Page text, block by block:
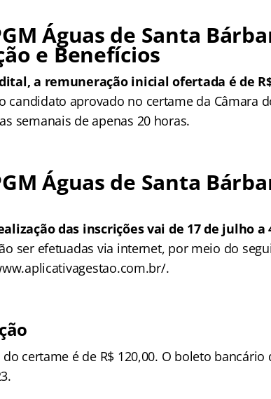
Águas de Santa
e Benefícios
a remuneração inicial ofertada é de R$
candidato aprovado no certame da Câmara
semanais de apenas 20 horas.
Águas de Santa
das inscrições vai de 17 de julho a
ser efetuadas via internet, por meio do
.
certame é de R$ 120,00. O boleto